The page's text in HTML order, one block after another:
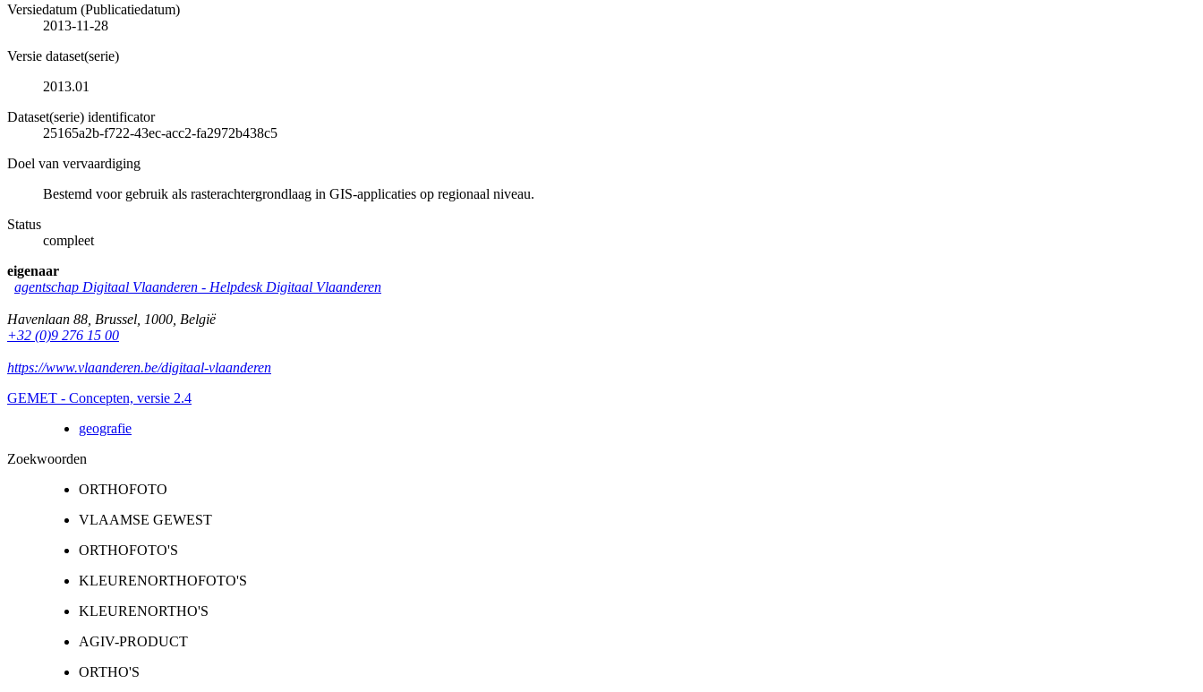
Versiedatum (Publicatiedatum)
2013-11-28
Versie dataset(serie)
2013.01
Dataset(serie) identificator
25165a2b-f722-43ec-acc2-fa2972b438c5
Doel van vervaardiging
Bestemd voor gebruik als rasterachtergrondlaag in GIS-applicaties op regionaal niveau.
Status
compleet
eigenaar
agentschap Digitaal Vlaanderen - Helpdesk Digitaal Vlaanderen
Havenlaan 88 Brussel 1000 België
+32 (0)9 276 15 00
https://www.vlaanderen.be/digitaal-vlaanderen
GEMET - Concepten, versie 2.4
geografie
Zoekwoorden
ORTHOFOTO
VLAAMSE GEWEST
ORTHOFOTO'S
KLEURENORTHOFOTO'S
KLEURENORTHO'S
AGIV-PRODUCT
ORTHO'S